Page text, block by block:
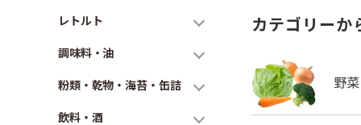
レトルト
調味料・油
粉類・乾物・海苔・缶詰
飲料・酒
カテゴリーか